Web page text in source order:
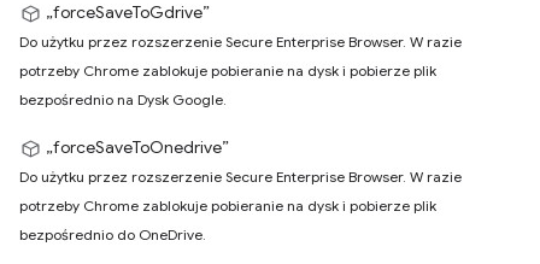
„forceSaveToGdrive”
Do użytku przez rozszerzenie Secure Enterprise Browser. W razie
potrzeby Chrome zablokuje pobieranie na dysk i pobierze plik
bezpośrednio na Dysk Google.
„forceSaveToOnedrive”
Do użytku przez rozszerzenie Secure Enterprise Browser. W razie
potrzeby Chrome zablokuje pobieranie na dysk i pobierze plik
bezpośrednio do OneDrive.